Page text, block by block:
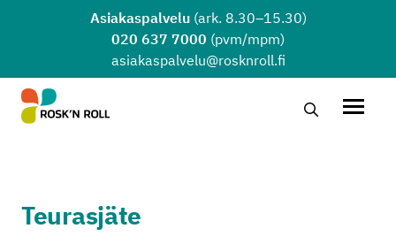
Siirry sisältöönAsiakaspalvelu(ark. 8.30–15.30)
020 637 7000 (pvm/mpm)
asiakaspalvelu@rosknroll.fi
Hae…Avaa
Teurasjäte